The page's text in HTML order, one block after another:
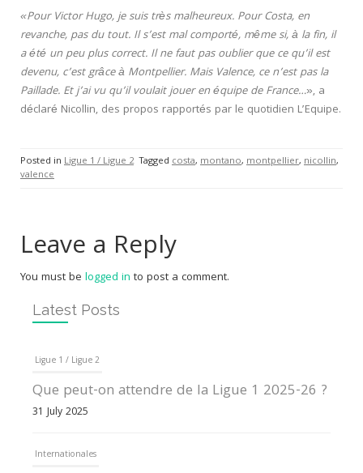
«Pour Victor Hugo, je suis très malheureux. Pour Costa, en
revanche, pas du tout. Il s’est mal comporté, même si, à la fin, il
a été un peu plus correct. Il ne faut pas oublier que ce qu’il est
devenu, c’est grâce à Montpellier. Mais Valence, ce n’est pas la
Paillade. Et j’ai vu qu’il voulait jouer en équipe de France…», a
déclaré Nicollin, des propos rapportés par le quotidien L’Equipe.
Posted in Ligue 1 / Ligue 2 Tagged costa, montano, montpellier, nicollin,
valence
Leave a Reply
You must be logged in to post a comment.
Latest Posts
Ligue 1 / Ligue 2
Que peut-on attendre de la Ligue 1 2025-26 ?
31 July 2025
Internationales